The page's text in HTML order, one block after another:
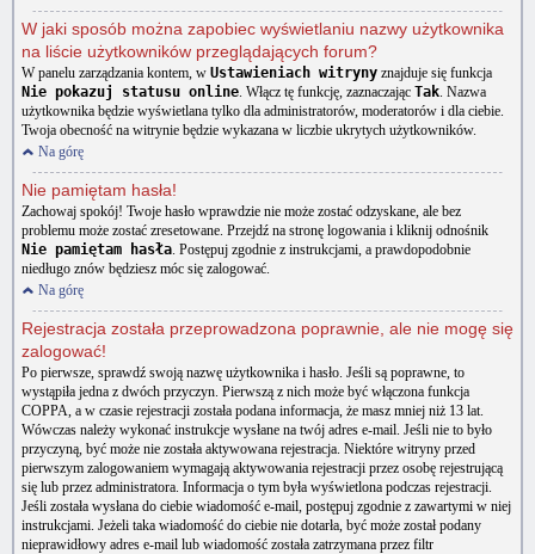
W jaki sposób można zapobiec wyświetlaniu nazwy użytkownika
na liście użytkowników przeglądających forum?
W panelu zarządzania kontem, w Ustawieniach witryny znajduje się funkcja
Nie pokazuj statusu online. Włącz tę funkcję, zaznaczając Tak. Nazwa
użytkownika będzie wyświetlana tylko dla administratorów, moderatorów i dla ciebie.
Twoja obecność na witrynie będzie wykazana w liczbie ukrytych użytkowników.
Na górę
Nie pamiętam hasła!
Zachowaj spokój! Twoje hasło wprawdzie nie może zostać odzyskane, ale bez
problemu może zostać zresetowane. Przejdź na stronę logowania i kliknij odnośnik
Nie pamiętam hasła. Postępuj zgodnie z instrukcjami, a prawdopodobnie
niedługo znów będziesz móc się zalogować.
Na górę
Rejestracja została przeprowadzona poprawnie, ale nie mogę się
zalogować!
Po pierwsze, sprawdź swoją nazwę użytkownika i hasło. Jeśli są poprawne, to
wystąpiła jedna z dwóch przyczyn. Pierwszą z nich może być włączona funkcja
COPPA, a w czasie rejestracji została podana informacja, że masz mniej niż 13 lat.
Wówczas należy wykonać instrukcje wysłane na twój adres e-mail. Jeśli nie to było
przyczyną, być może nie została aktywowana rejestracja. Niektóre witryny przed
pierwszym zalogowaniem wymagają aktywowania rejestracji przez osobę rejestrującą
się lub przez administratora. Informacja o tym była wyświetlona podczas rejestracji.
Jeśli została wysłana do ciebie wiadomość e-mail, postępuj zgodnie z zawartymi w niej
instrukcjami. Jeżeli taka wiadomość do ciebie nie dotarła, być może został podany
nieprawidłowy adres e-mail lub wiadomość została zatrzymana przez filtr